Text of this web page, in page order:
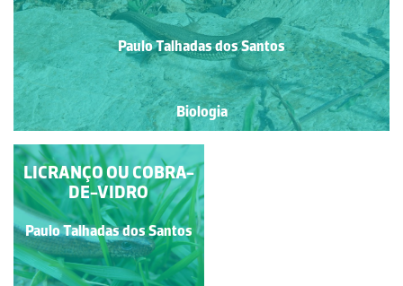
Paulo Talhadas dos Santos
Biologia
OSGA-COMUM
Paulo Talhadas dos Santos
LICRANÇO OU COBRA-
DE-VIDRO
Paulo Talhadas dos Santos